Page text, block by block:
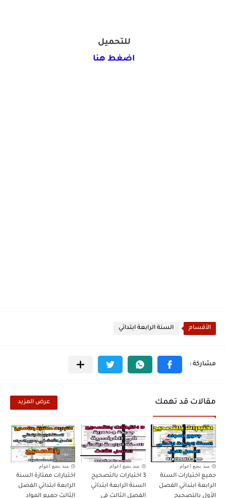
للتحميل
اضغط هنا
الأقسام السنة الرابعة ابتدائي
مقالات قد تهمك عرض المزيد
منذ بضع اعوام
جميع اختبارات السنة
الرابعة ابتدائي الفصل
الأول بالتصحيح
منذ بضع اعوام
3 اختبارات بالتصحيح
السنة الرابعة ابتدائي
الفصل الثالث في
منذ بضع اعوام
اختبارات ممتازة السنة
الرابعة ابتدائي الفصل
الثالث جميع المواد